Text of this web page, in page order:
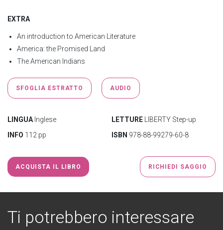
EXTRA
An introduction to American Literature
America: the Promised Land
The American Indians
SFOGLIA ESTRATTO AUDIO
LINGUA Inglese LETTURE LIBERTY Step-up
INFO 112 pp ISBN 978-88-99279-60-8
ACQUISTA IL LIBRO RICHIEDI SAGGIO
Ti potrebbero interessare